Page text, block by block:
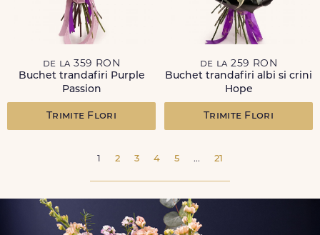
de la 359 RON
Buchet trandafiri Purple
Passion
Trimite Flori
de la 259 RON
Buchet trandafiri albi si crini
Hope
Trimite Flori
1 2 3 4 5 ... 21